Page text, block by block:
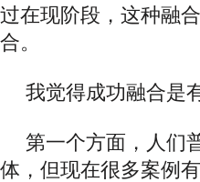
过在现阶段，这种融
合。
我觉得成功融合是
第一个方面，人们
体，但现在很多案例